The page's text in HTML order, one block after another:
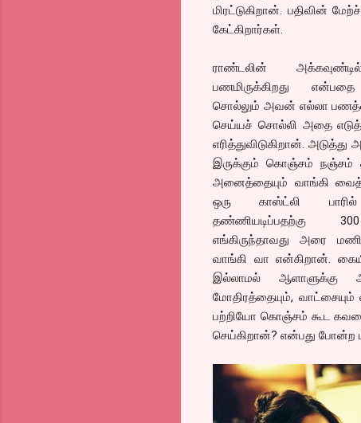
மிரட்டுகிறான். பதிவின்
கேட்கிறார்கள்.
ராண்டலின்
பணமிருக்கிறது
சொல்லும் அவன் எல்லா
செய்யச் சொல்லி அதை
எரித்துவிடுகிறான்.
இருக்கும் கொஞ்சம் நஞ்சம்
அனைத்தையும் வாங்கி
ஒரு காஸ்ட்லி பாரில்
தண்ணியடிப்பதற்கு
எங்கிருந்தாவது அரை
வாங்கி வா என்கிறான்.
இல்லாமல் ஆளாளுக்கு
மோதிரத்தையும்,
பற்றியோ கொஞ்சம் கூட
செய்கிறான்? என்பது போன்ற